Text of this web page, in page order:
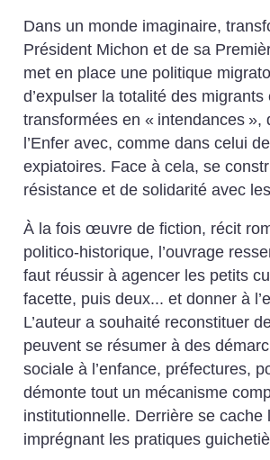
Dans un monde imaginaire,
Président Michon et de sa
met en place une politique
d’expulser la totalité des
transformées en « intendances »,
l’Enfer avec, comme dans celui
expiatoires. Face à cela, se
résistance et de solidarité avec
À la fois œuvre de fiction, récit
politico-historique, l’ouvrage
faut réussir à agencer les petits
facette, puis deux... et donner à
L’auteur a souhaité reconstituer
peuvent se résumer à des
sociale à l’enfance, préfectures,
démonte tout un mécanisme
institutionnelle. Derrière se cache
imprégnant les pratiques